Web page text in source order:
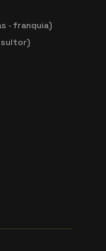
· franquia)